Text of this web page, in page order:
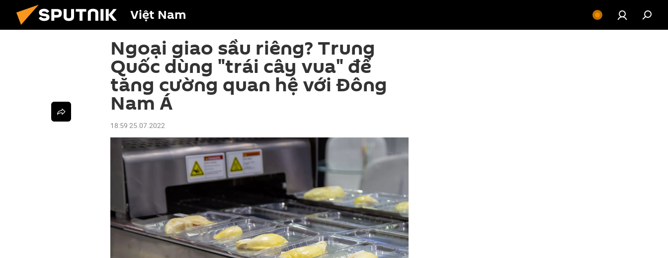
Việt Nam
Ngoại giao sầu riêng? Trung
Quốc dùng "trái cây vua" để
tăng cường quan hệ với Đông
Nam Á
18:59 25.07.2022